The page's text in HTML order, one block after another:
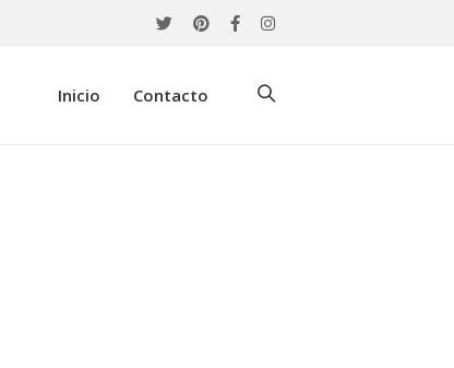
Inicio Contacto